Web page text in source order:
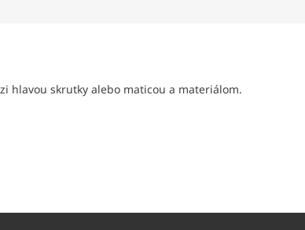
hlavou skrutky alebo maticou a materiálom.